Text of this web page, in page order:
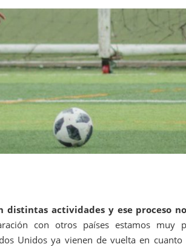
actividades y ese proceso
con otros países estamos muy
Unidos ya vienen de vuelta en cuanto